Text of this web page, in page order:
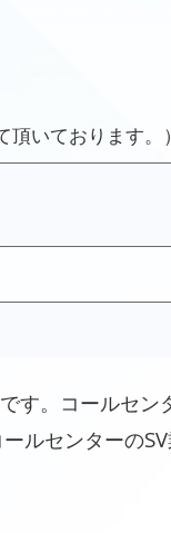
いております。）
す。コールセン
ルセンターの